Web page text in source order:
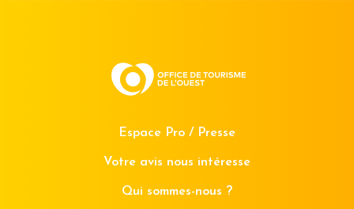
Espace Pro / Presse
Votre avis nous intéresse
Qui sommes-nous ?